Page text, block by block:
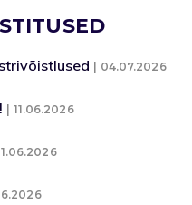
04.07.2026
11.06.2026